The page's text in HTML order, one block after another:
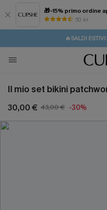
🎁-15% primo ordine
50 k+
⚡️-15% SUGLI
🔥SALDI ESTIVI:
🚚SPEDIZIONE
💌REGALO PER I
Il mio set bikini
30,00 € 43,00 € -30%